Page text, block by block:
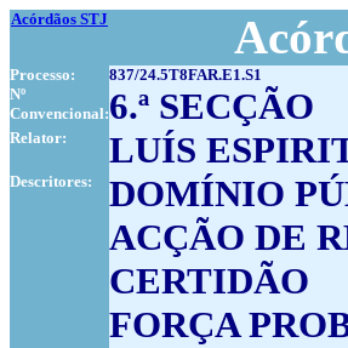
Acórdãos STJ
Processo:
837/24.5T8FAR.E1.S1
Nº
Convencional:6.ª SECÇÃO
Relator: LUÍS
Descritores:
DOMÍNIO
ACÇÃO DE
CERTIDÃO
FORÇA